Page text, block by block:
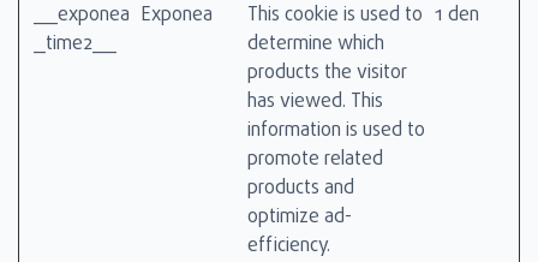
__exponea
_time2__
Exponea
This cookie is used to
determine which
products the visitor
has viewed. This
information is used to
promote related
products and
optimize ad-
efficiency.
1 den